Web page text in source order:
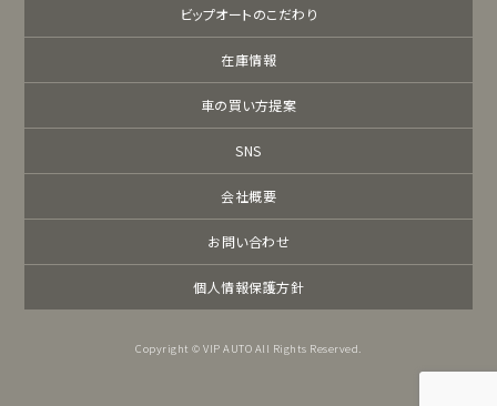
ビップオートのこだわり
在庫情報
車の買い方提案
SNS
会社概要
お問い合わせ
個人情報保護方針
Copyright © VIP AUTO All Rights Reserved.